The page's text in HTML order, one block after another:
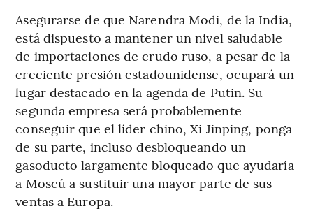
Asegurarse de que Narendra Modi, de la India,
está dispuesto a mantener un nivel saludable
de importaciones de crudo ruso, a pesar de la
creciente presión estadounidense, ocupará un
lugar destacado en la agenda de Putin. Su
segunda empresa será probablemente
conseguir que el líder chino, Xi Jinping, ponga
de su parte, incluso desbloqueando un
gasoducto largamente bloqueado que ayudaría
a Moscú a sustituir una mayor parte de sus
ventas a Europa.